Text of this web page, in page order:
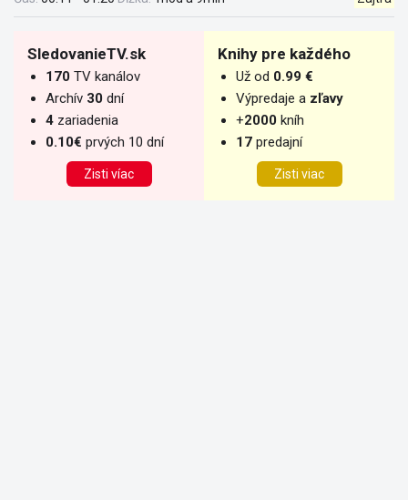
SledovanieTV.sk
170 TV kanálov
Archív 30 dní
4 zariadenia
0.10€ prvých 10 dní
Zisti víac
Knihy pre každého
Už od 0.99 €
Výpredaje a zľavy
+2000 kníh
17 predajní
Zisti viac